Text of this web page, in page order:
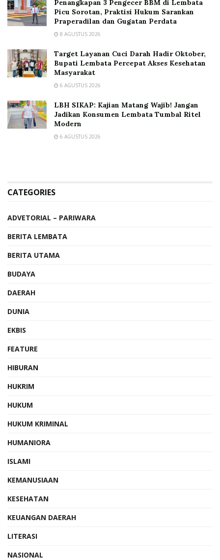
Penangkapan 3 Pengecer BBM di Lembata
Picu Sorotan, Praktisi Hukum Sarankan
Praperadilan dan Gugatan Perdata
8 AGUSTUS 2026
Target Layanan Cuci Darah Hadir Oktober,
Bupati Lembata Percepat Akses Kesehatan
Masyarakat
6 AGUSTUS 2026
LBH SIKAP: Kajian Matang Wajib! Jangan
Jadikan Konsumen Lembata Tumbal Ritel
Modern
6 AGUSTUS 2026
CATEGORIES
ADVETORIAL – PARIWARA
BERITA LEMBATA
BERITA UTAMA
BUDAYA
DAERAH
DUNIA
EKBIS
FEATURE
HIBURAN
HUKRIM
HUKUM
HUKUM KRIMINAL
HUMANIORA
ISLAMI
KEMANUSIAAN
KESEHATAN
KEUANGAN DAERAH
LITERASI
NASIONAL